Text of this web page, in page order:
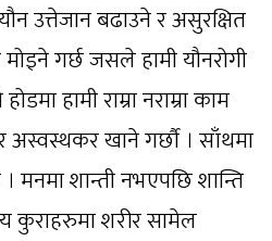
उत्तेजान बढाउने र असुरक्षित
गर्छ जसले हामी यौनरोगी
हामी राम्रा नराम्रा काम
अस्वस्थकर खाने गर्छौ । साँथमा
मनमा शान्ती नभएपछि शान्ति
कुराहरुमा शरीर सामेल